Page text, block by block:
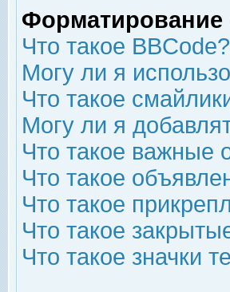
Что такое BBCode?
Могу ли я
Что такое
Могу ли я
Что такое важные
Что такое
Что такое
Что такое
Что такое значки